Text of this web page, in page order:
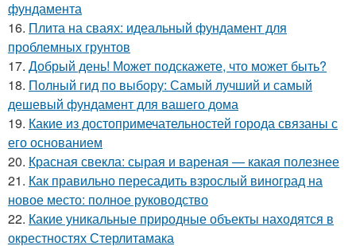
фундамента
16. Плита на сваях: идеальный фундамент для
проблемных грунтов
17. Добрый день! Может подскажете, что может быть?
18. Полный гид по выбору: Самый лучший и самый
дешевый фундамент для вашего дома
19. Какие из достопримечательностей города связаны с
его основанием
20. Красная свекла: сырая и вареная — какая полезнее
21. Как правильно пересадить взрослый виноград на
новое место: полное руководство
22. Какие уникальные природные объекты находятся в
окрестностях Стерлитамака